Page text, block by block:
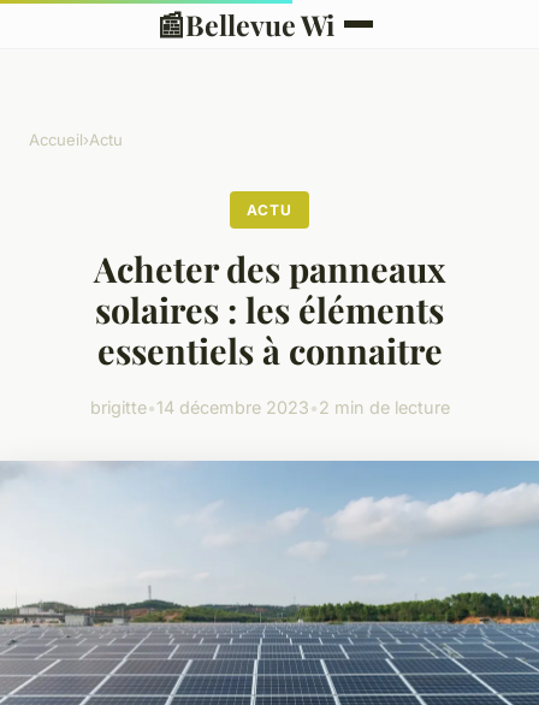
📰Bellevue Wi
Accueil›Actu
ACTU
Acheter des panneaux
solaires : les éléments
essentiels à connaitre
brigitte•14 décembre 2023•2 min de lecture